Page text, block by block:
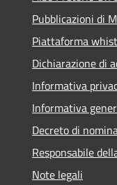
Pubblicazioni di
Piattaforma
Dichiarazione di
Informativa
Informativa
Decreto di
Responsabile
Note legali